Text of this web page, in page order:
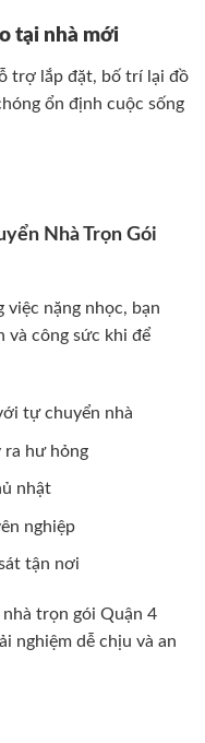
tại nhà mới
trợ lắp đặt, bố trí lại đồ
ổn định cuộc sống
Nhà Trọn Gói
nặng nhọc, bạn
và công sức khi để
tự chuyển nhà
ra hư hỏng
nhật
nghiệp
tận nơi
trọn gói Quận 4
nghiệm dễ chịu và an